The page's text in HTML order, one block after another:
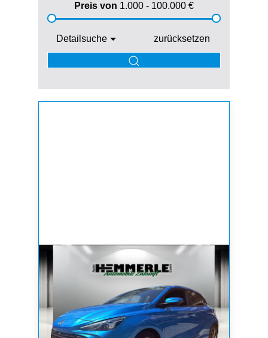
Preis von 1.000 - 100.000 €
Detailsuche zurücksetzen